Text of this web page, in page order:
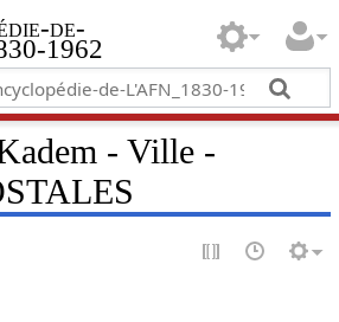
de-
1962
- Ville -